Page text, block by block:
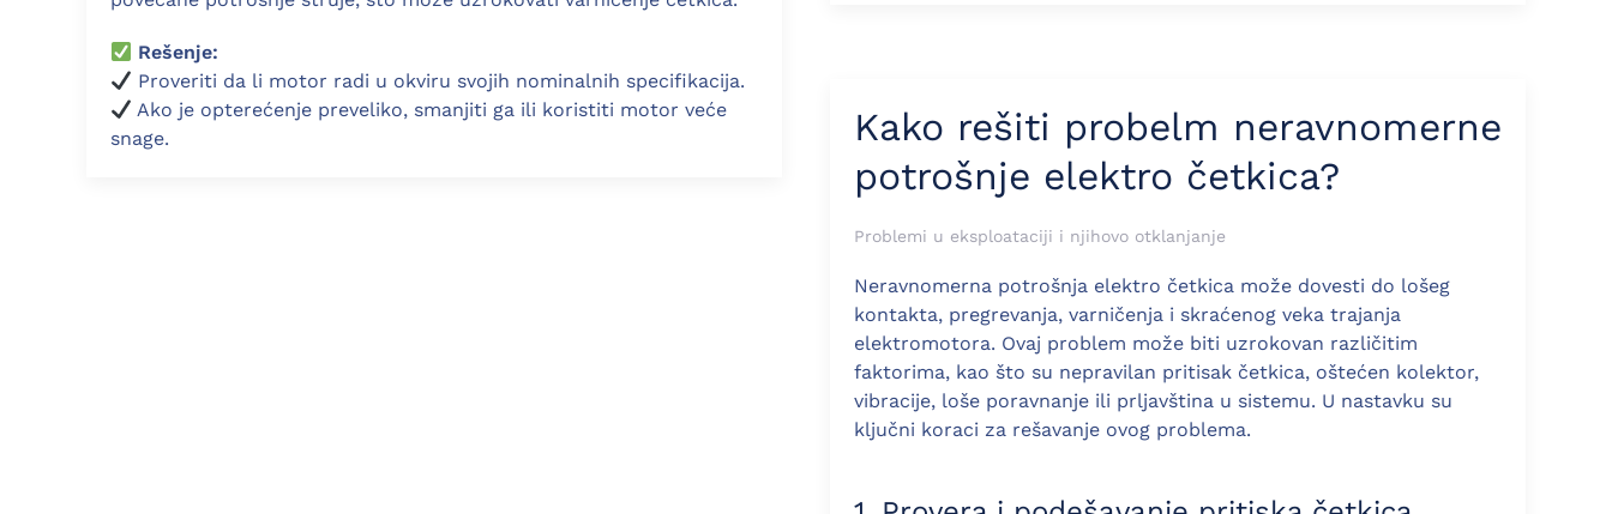
Rešenje:
Proveriti da li motor radi u okviru svojih nominalnih specifikacija.
Ako je opterećenje preveliko, smanjiti ga ili koristiti motor veće
snage.
Kako rešiti probelm neravnomerne
potrošnje elektro četkica?
Problemi u eksploataciji i njihovo otklanjanje
Neravnomerna potrošnja elektro četkica može dovesti do lošeg
kontakta, pregrevanja, varničenja i skraćenog veka trajanja
elektromotora. Ovaj problem može biti uzrokovan različitim
faktorima, kao što su nepravilan pritisak četkica, oštećen kolektor,
vibracije, loše poravnanje ili prljavština u sistemu. U nastavku su
ključni koraci za rešavanje ovog problema.